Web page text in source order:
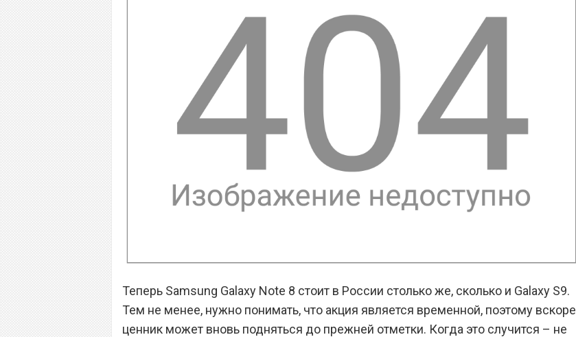
Теперь Samsung Galaxy Note 8 стоит в России столько же, сколько и Galaxy S9.
Тем не менее, нужно понимать, что акция является временной, поэтому вскоре
ценник может вновь подняться до прежней отметки. Когда это случится – не